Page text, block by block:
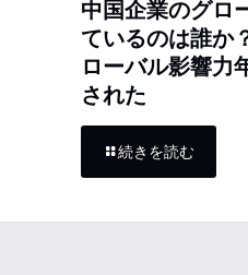
中国企業のグロ
ているのは誰か
ローバル影響力
された
続きを読む